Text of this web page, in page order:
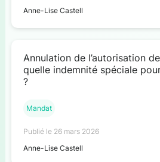
Anne-Lise Castell
Annulation de l’autorisation
quelle indemnité spéciale
?
Mandat
Publié le 26 mars 2026
Anne-Lise Castell